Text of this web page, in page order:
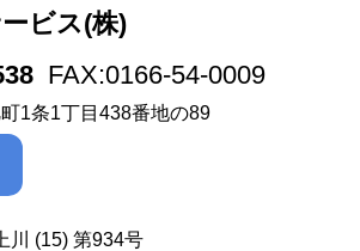
ビス(株)
FAX:0166-54-0009
1条1丁目438番地の89
川 (15) 第934号